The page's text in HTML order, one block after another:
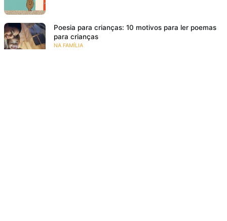
Poesia para crianças: 10 motivos para ler poemas
para crianças
NA FAMÍLIA